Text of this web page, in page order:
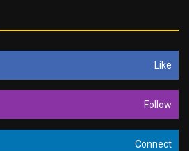
Like
Follow
Connect